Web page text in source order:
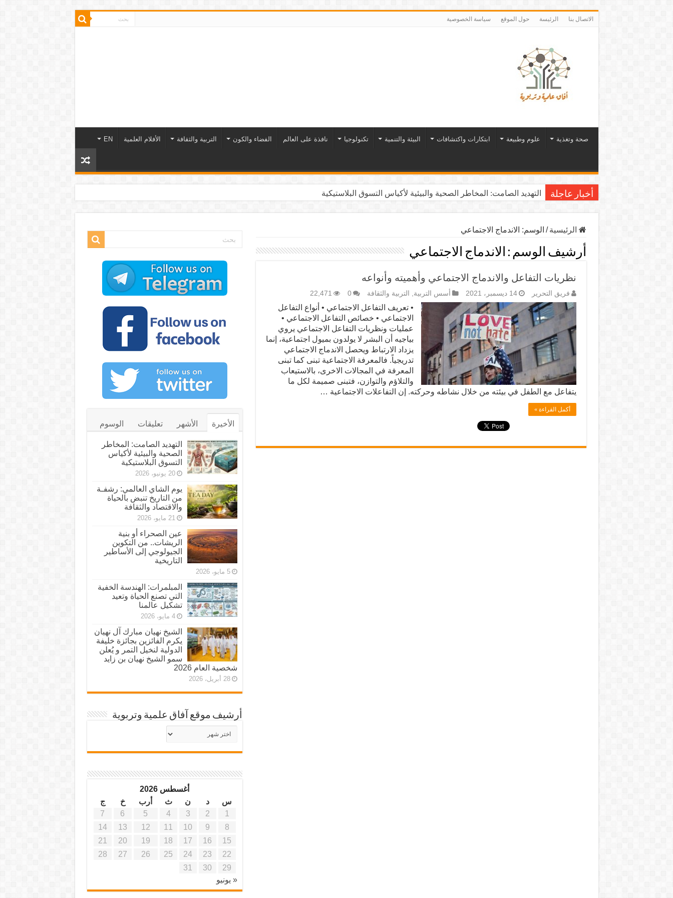
الاتصال بنا الرئيسة حول الموقع سياسة الخصوصية
صحة وتغذية علوم وطبيعة ابتكارات واكتشافات البيئة والتنمية تكنولوجيا نافذة على العالم الفضاء والكون التربية والثقافة الأفلام العلمية EN
أخبار عاجلة التهديد الصامت: المخاطر الصحية والبيئية لأكياس التسوق البلاستيكية
الرئيسية / الوسم: الاندماج الاجتماعي
أرشيف الوسم : الاندماج الاجتماعي
نظريات التفاعل والاندماج الاجتماعي وأهميته وأنواعه
فريق التحرير 14 ديسمبر، 2021 أسس التربية, التربية والثقافة 0
22,471
• تعريف التفاعل الاجتماعي • أنواع التفاعل
الاجتماعي • خصائص التفاعل الاجتماعي •
عمليات ونظريات التفاعل الاجتماعي يروي
بياجيه أن البشر لا يولدون بميول اجتماعية، إنما
يزداد الارتباط ويحصل الاندماج الاجتماعي
تدريجياً. فالمعرفة الاجتماعية تبنى كما تبنى
المعرفة في المجالات الاخرى، بالاستيعاب
والتلاؤم والتوازن، فتبنى صميمة لكل ما
يتفاعل مع الطفل في بيئته من خلال نشاطه وحركته. إن التفاعلات الاجتماعية …
أكمل القراءة »
الأخيرة الأشهر تعليقات الوسوم
التهديد الصامت: المخاطر
الصحية والبيئية لأكياس
التسوق البلاستيكية
20 يونيو، 2026
يوم الشاي العالمي: رشفـة
من التاريخ تنبض بالحياة
والاقتصاد والثقافة
21 مايو، 2026
عين الصحراء أو بنية
الريشات.. من التكوين
الجيولوجي إلى الأساطير
التاريخية
5 مايو، 2026
المبلمرات: الهندسة الخفية
التي تصنع الحياة وتعيد
تشكيل عالمنا
4 مايو، 2026
الشيخ نهيان مبارك آل نهيان
يكرم الفائزين بجائزة خليفة
الدولية لنخيل التمر و يُعلن
سمو الشيخ نهيان بن زايد
شخصية العام 2026
28 أبريل، 2026
أرشيف موقع آفاق علمية وتربوية
أرشيف
موقع
أغسطس 2026
س
د ن ث أرب خ
ج
1
2
3
4
5
6
7
8
9
10
11
12
13
14
15
16
17
18
19
20
21
22
23
24
25
26
27
28
29
30
31
« يونيو